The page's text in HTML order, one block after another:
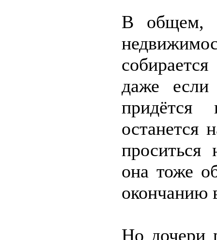
В общем,
даже
останется
проситься
она тоже
окончанию
Но дочери